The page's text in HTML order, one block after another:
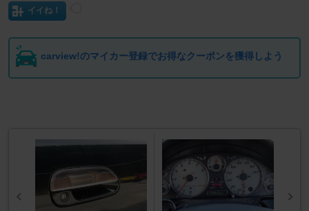
イイね！
carview!のマイカー登録でお得なクーポンを獲得しよう